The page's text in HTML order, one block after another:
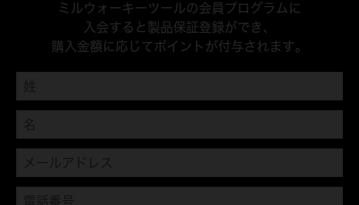
ミルウォーキーツールの会員プログラムに
入会すると製品保証登録ができ、
購入金額に応じてポイントが付与されます。